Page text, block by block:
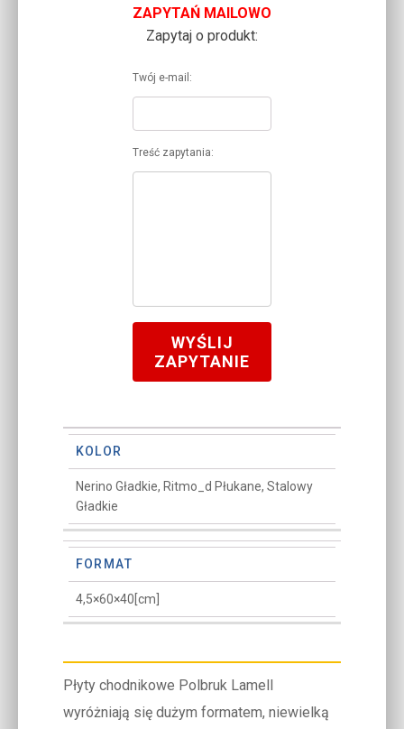
ZAPYTAŃ MAILOWO
Zapytaj o produkt:
Twój e-mail:
Treść zapytania:
WYŚLIJ
ZAPYTANIE
KOLOR
Nerino Gładkie, Ritmo_d Płukane, Stalowy
Gładkie
FORMAT
4,5×60×40[cm]
Płyty chodnikowe Polbruk Lamell
wyróżniają się dużym formatem, niewielką